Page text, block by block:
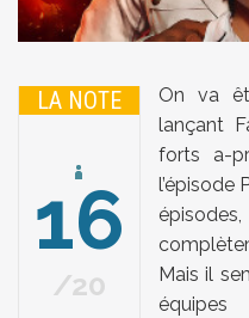
LA NOTE
16
20
On va
lançant
forts a-
l’épisode
Mais il